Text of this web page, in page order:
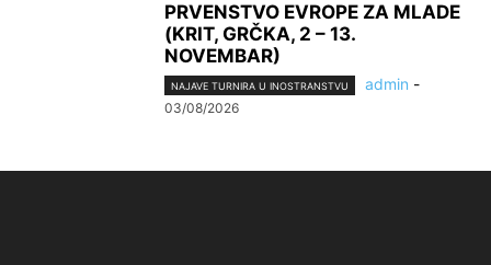
PRVENSTVO EVROPE ZA MLADE
(KRIT, GRČKA, 2 – 13.
NOVEMBAR)
NAJAVE TURNIRA U INOSTRANSTVU admin -
03/08/2026